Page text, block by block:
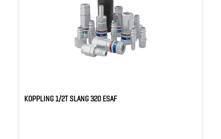
KOPPLING 1/2T SLANG 320 ESAF